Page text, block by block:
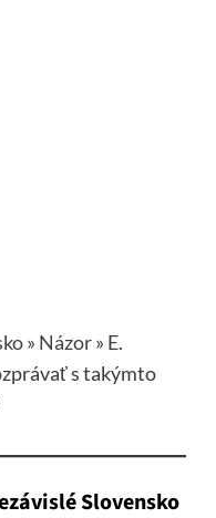
» Názor» E.
s takýmto
Slovensko